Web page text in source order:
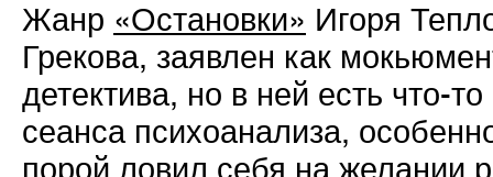
Жанр «Остановки» Игоря
Грекова, заявлен как
детектива, но в ней есть что-
сеанса психоанализа,
порой ловил себя на желании